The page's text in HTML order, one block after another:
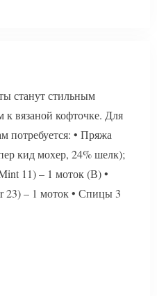
станут стильным
вязаной кофточке. Для
потребуется: • Пряжа
кид мохер, 24% шелк);
11) – 1 моток (В) •
23) – 1 моток • Спицы 3